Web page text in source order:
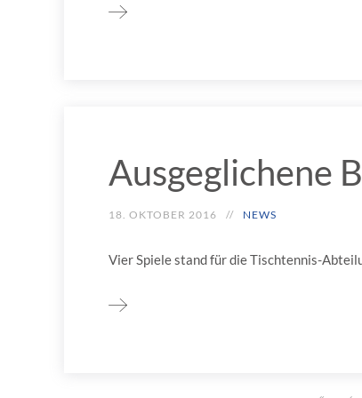
Ausgeglichene
18. OKTOBER 2016 NEWS
Vier Spiele stand für die Tischtennis-